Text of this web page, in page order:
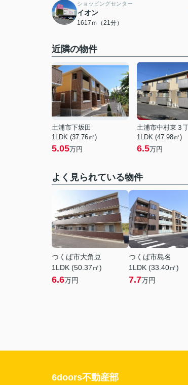
ショッピングセンター
イオン
1617ｍ（21分）
近隣の物件
土浦市下坂田
1LDK (37.76㎡)
5.05万円
土浦市中村東３
1LDK (47.98㎡)
6.5万円
よく見られている物件
つくば市大角豆
1LDK (50.37㎡)
6.6万円
つくば市島名
1LDK (33.40㎡)
7.7万円
6doors不動産部